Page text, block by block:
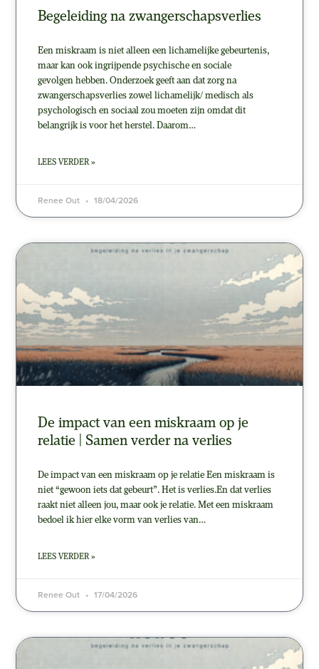
Begeleiding na zwangerschapsverlies
Een miskraam is niet alleen een lichamelijke gebeurtenis,
maar kan ook ingrijpende psychische en sociale
gevolgen hebben. Onderzoek geeft aan dat zorg na
zwangerschapsverlies zowel lichamelijk/ medisch als
psychologisch en sociaal zou moeten zijn omdat dit
belangrijk is voor het herstel. Daarom…
LEES VERDER »
Renee Out 18/04/2026
De impact van een miskraam op je
relatie | Samen verder na verlies
De impact van een miskraam op je relatie Een miskraam is
niet “gewoon iets dat gebeurt”. Het is verlies.En dat verlies
raakt niet alleen jou, maar ook je relatie. Met een miskraam
bedoel ik hier elke vorm van verlies van…
LEES VERDER »
Renee Out 17/04/2026